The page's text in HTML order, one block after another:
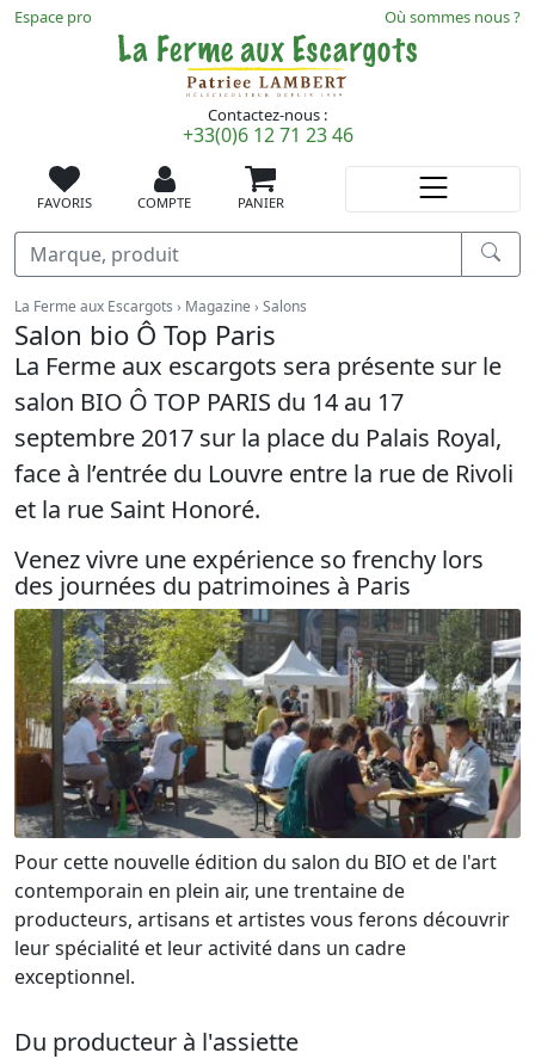
Recherche
FAVORIS COMPTE PANIER
Contactez-nous :
+33(0)6 12 71 23 46
Espace pro Où sommes nous ?
Vous êtes ici :
La Ferme aux Escargots Magazine Salons
Salon bio Ô Top Paris
La Ferme aux escargots sera présente sur le
salon BIO Ô TOP PARIS du 14 au 17
septembre 2017 sur la place du Palais Royal,
face à l’entrée du Louvre entre la rue de Rivoli
et la rue Saint Honoré.
Venez vivre une expérience so frenchy lors
des journées du patrimoines à Paris
Pour cette nouvelle édition du salon du BIO et de l'art
contemporain en plein air, une trentaine de
producteurs, artisans et artistes vous ferons découvrir
leur spécialité et leur activité dans un cadre
exceptionnel.
Du producteur à l'assiette